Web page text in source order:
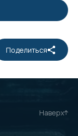
Поделиться
Наверх